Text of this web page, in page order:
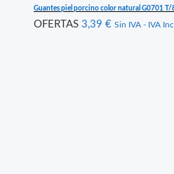
Guantes piel porcino color natural G0701 T/
OFERTAS 3,39 € Sin IVA - IVA